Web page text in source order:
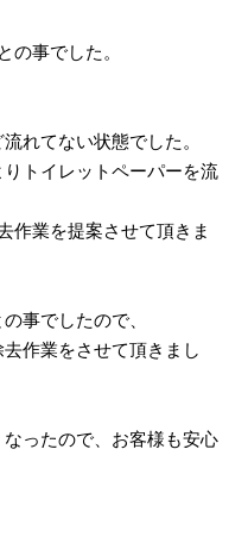
の事でした。
れてない状態でした。
トイレットペーパーを流
作業を提案させて頂きま
事でしたので、
作業をさせて頂きまし
ったので、お客様も安心